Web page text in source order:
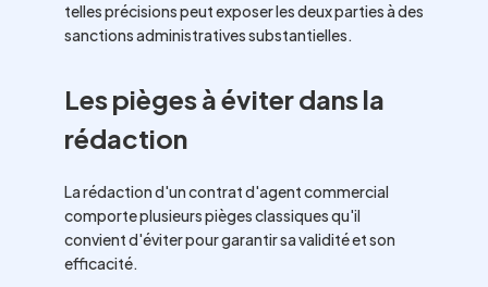
telles précisions peut exposer les deux parties à des
sanctions administratives substantielles.
Les pièges à éviter dans la
rédaction
La rédaction d'un contrat d'agent commercial
comporte plusieurs pièges classiques qu'il
convient d'éviter pour garantir sa validité et son
efficacité.